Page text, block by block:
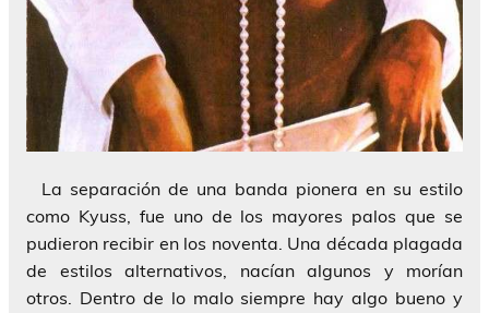
La separación de una banda pionera en su estilo
como Kyuss, fue uno de los mayores palos que se
pudieron recibir en los noventa. Una década plagada
de estilos alternativos, nacían algunos y morían
otros. Dentro de lo malo siempre hay algo bueno y